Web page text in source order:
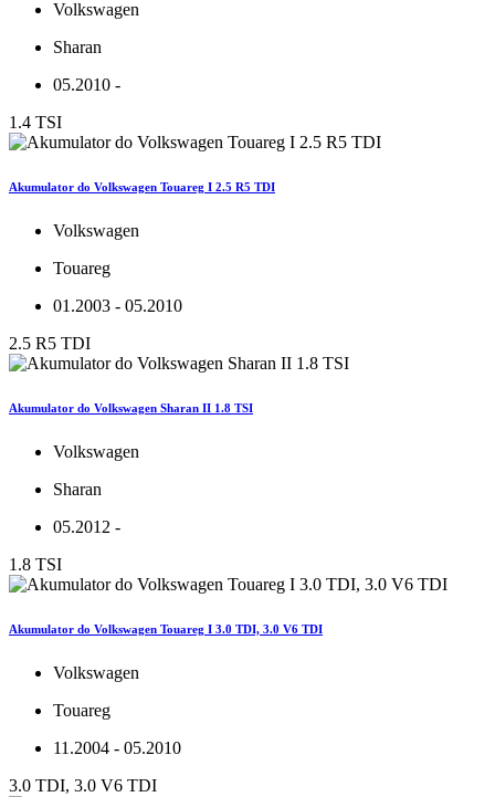
Volkswagen
Sharan
05.2010 -
1.4 TSI
Akumulator do Volkswagen Touareg I 2.5 R5 TDI
Volkswagen
Touareg
01.2003 - 05.2010
2.5 R5 TDI
Akumulator do Volkswagen Sharan II 1.8 TSI
Volkswagen
Sharan
05.2012 -
1.8 TSI
Akumulator do Volkswagen Touareg I 3.0 TDI, 3.0 V6 TDI
Volkswagen
Touareg
11.2004 - 05.2010
3.0 TDI, 3.0 V6 TDI